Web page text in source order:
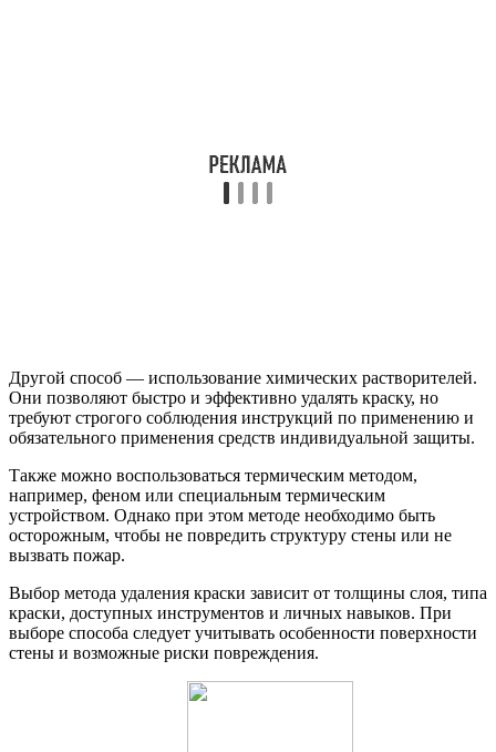
Другой способ — использование химических растворителей.
Они позволяют быстро и эффективно удалять краску, но
требуют строгого соблюдения инструкций по применению и
обязательного применения средств индивидуальной защиты.
Также можно воспользоваться термическим методом,
например, феном или специальным термическим
устройством. Однако при этом методе необходимо быть
осторожным, чтобы не повредить структуру стены или не
вызвать пожар.
Выбор метода удаления краски зависит от толщины слоя, типа
краски, доступных инструментов и личных навыков. При
выборе способа следует учитывать особенности поверхности
стены и возможные риски повреждения.